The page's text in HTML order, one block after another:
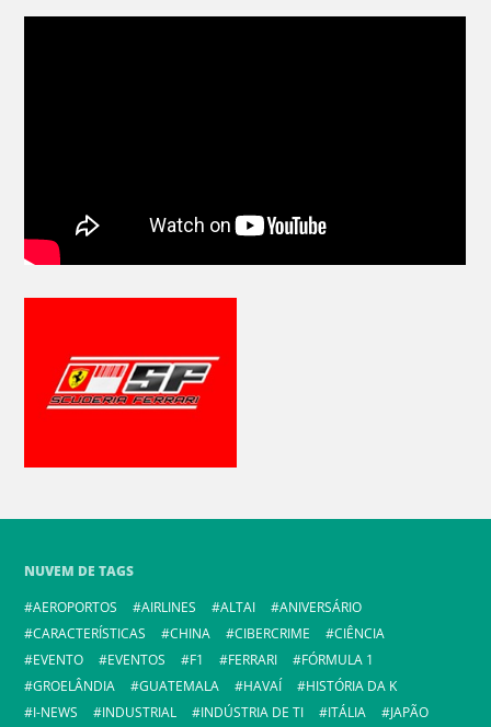
NUVEM DE TAGS
AEROPORTOS
AIRLINES ALTAI
ANIVERSÁRIO
CARACTERÍSTICAS
CHINA CIBERCRIME
CIÊNCIA
EVENTO
EVENTOS F1 FERRARI
FÓRMULA 1
GROELÂNDIA
GUATEMALA HAVAÍ
HISTÓRIA DA K
I-NEWS
INDUSTRIAL INDÚSTRIA DE TI ITÁLIA
JAPÃO